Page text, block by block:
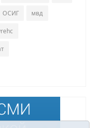
ОСИГ мвд